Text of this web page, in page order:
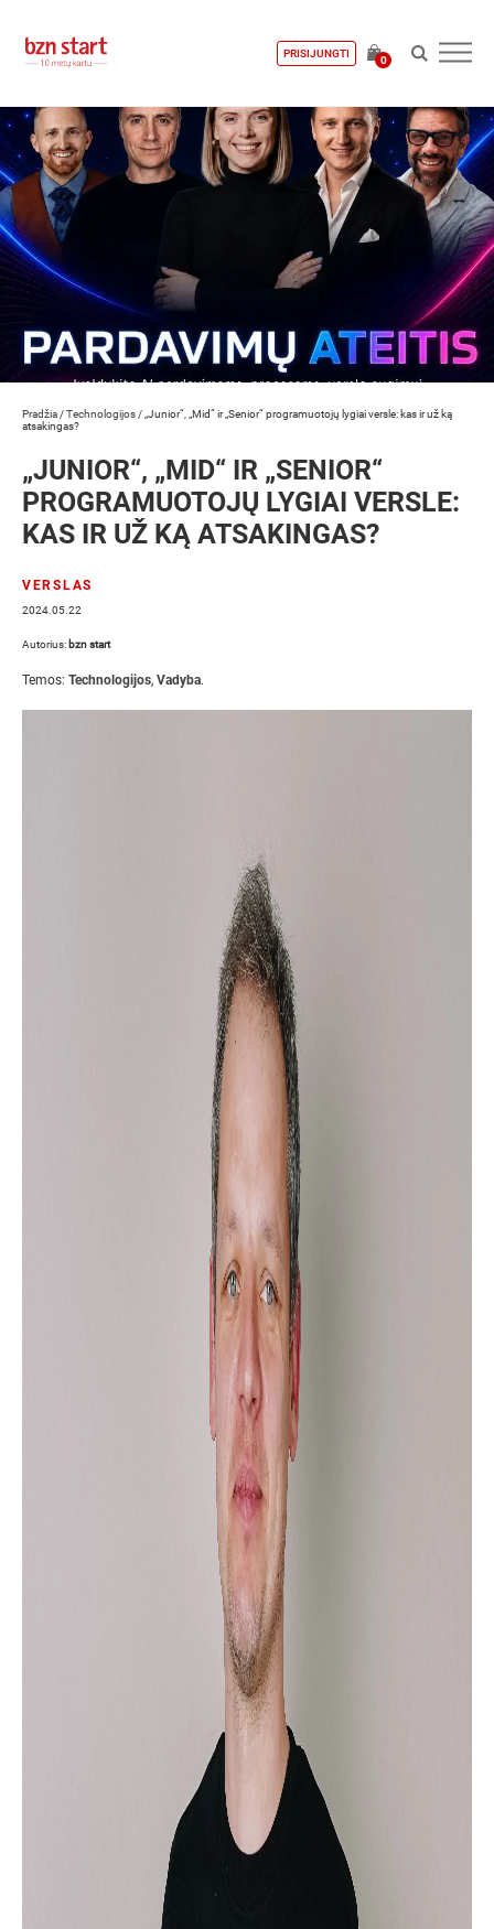
PRISIJUNGTI
0
Pradžia /Technologijos / „Junior“, „Mid“ ir „Senior“ programuotojų lygiai versle: kas ir už ką
atsakingas?
„JUNIOR“, „MID“ IR „SENIOR“
PROGRAMUOTOJŲ LYGIAI VERSLE:
KAS IR UŽ KĄ ATSAKINGAS?
VERSLAS
2024.05.22
Autorius: bzn start
Temos: Technologijos, Vadyba.